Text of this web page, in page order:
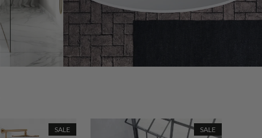
SALE SALE